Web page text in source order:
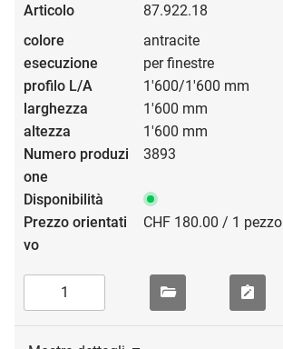
87.922.18
antracite
per finestre
1'600/1'600 mm
1'600 mm
1'600 mm
3893
CHF 180.00 / 1 pezzo